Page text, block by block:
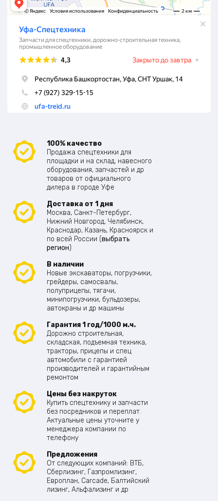
100% качество
Продажа спецтехники для
площадки и на склад, навесного
оборудования, запчастей и др
товаров от официального
дилера в городе Уфе
Доставка от 1 дня
Москва, Санкт-Петербург,
Нижний Новгород, Челябинск,
Краснодар, Казань, Красноярск и
по всей России (выбрать
регион)
В наличии
Новые экскаваторы, погрузчики,
грейдеры, самосвалы,
полуприцепы, тягачи,
минипогрузчики, бульдозеры,
автокраны и др машины
Гарантия 1 год/1000 м.ч.
Дорожно строительная,
складская, подъемная техника,
тракторы, прицепы и спец
автомобили с гарантией
производителей и гарантийным
ремонтом
Цены без накруток
Купить спецтехнику и запчасти
без посредников и переплат.
Актуальные цены уточните у
менеджера компании по
телефону
Предложения
От следующих компаний: ВТБ,
Сберлизинг, Газпромлизинг,
Европлан, Carcade, Балтийский
лизинг, Альфализинг и др